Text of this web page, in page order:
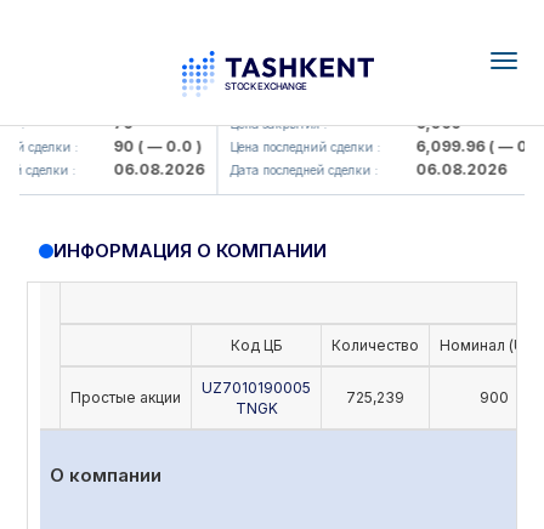
: 79
сделки : 90( — 0.0 )
сделки : 06.08.2026
UZMK (<O'zmetkombinat> AJ)
Цена закрытия : 6,099
Цена последний сделки : 6,099.96( — 0.0 )
Дата последней сделки : 06.08.2026
ИНФОРМАЦИЯ О КОМПАНИИ
Код ЦБ Количество Номинал
Простые акции
UZ7010190005
TNGK
725,239 900
О компании